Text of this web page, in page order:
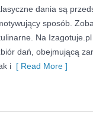
dania są
sposób.
Na
dań, obejmującą
i [ Read More ]